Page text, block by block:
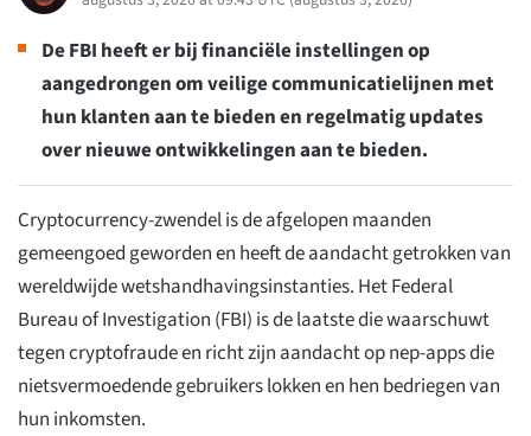
De FBI heeft er bij financiële instellingen op
aangedrongen om veilige communicatielijnen met
hun klanten aan te bieden en regelmatig updates
over nieuwe ontwikkelingen aan te bieden.
Cryptocurrency-zwendel is de afgelopen maanden
gemeengoed geworden en heeft de aandacht getrokken van
wereldwijde wetshandhavingsinstanties. Het Federal
Bureau of Investigation (FBI) is de laatste die waarschuwt
tegen cryptofraude en richt zijn aandacht op nep-apps die
nietsvermoedende gebruikers lokken en hen bedriegen van
hun inkomsten.